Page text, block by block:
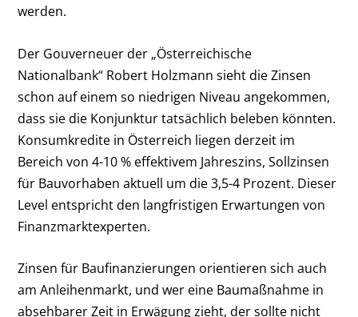
werden.
Der Gouverneuer der „Österreichische
Nationalbank“ Robert Holzmann sieht die Zinsen
schon auf einem so niedrigen Niveau angekommen,
dass sie die Konjunktur tatsächlich beleben könnten.
Konsumkredite in Österreich liegen derzeit im
Bereich von 4-10 % effektivem Jahreszins, Sollzinsen
für Bauvorhaben aktuell um die 3,5-4 Prozent. Dieser
Level entspricht den langfristigen Erwartungen von
Finanzmarktexperten.
Zinsen für Baufinanzierungen orientieren sich auch
am Anleihenmarkt, und wer eine Baumaßnahme in
absehbarer Zeit in Erwägung zieht, der sollte nicht